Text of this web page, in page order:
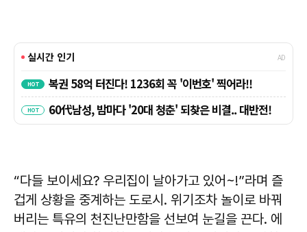
“다들 보이세요? 우리집이 날아가고 있어~!”라며 즐
겁게 상황을 중계하는 도로시. 위기조차 놀이로 바꿔
버리는 특유의 천진난만함을 선보여 눈길을 끈다. 에